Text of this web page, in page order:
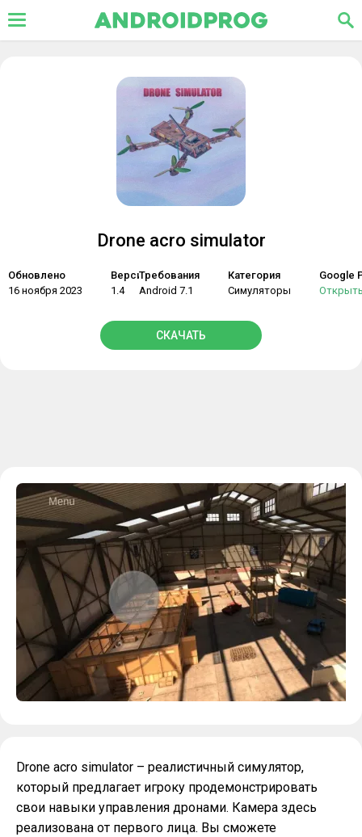
Drone acro simulator
Обновлено
16 ноября 2023
Версия
1.4
Требования
Android 7.1
Категория
Симуляторы
Google
СКАЧАТЬ
Drone acro simulator – реалистичный симулятор,
который предлагает игроку продемонстрировать
свои навыки управления дронами. Камера здесь
реализована от первого лица. Вы сможете